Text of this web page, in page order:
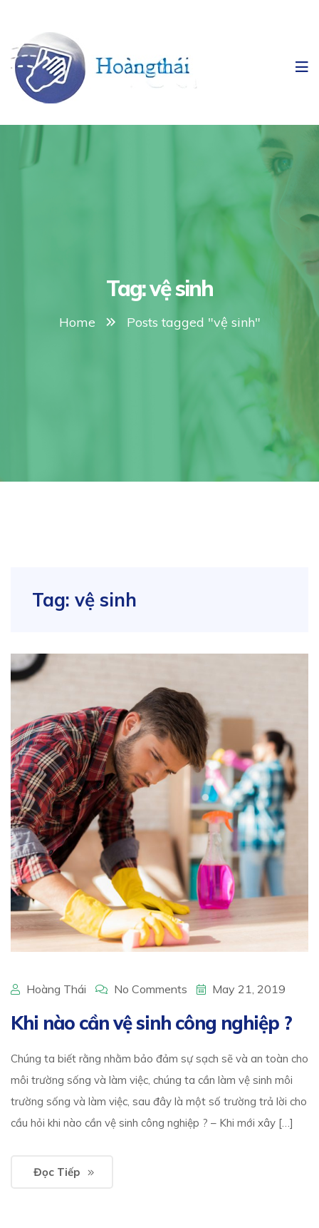
Tag:vệ sinh
Home Posts tagged "vệ sinh"
Tag: vệ sinh
Hoàng Thái No Comments May 21, 2019
Khi nào cần vệ sinh công nghiệp ?
Chúng ta biết rằng nhằm bảo đảm sự sạch sẽ và an toàn cho
môi trường sống và làm việc, chúng ta cần làm vệ sinh môi
trường sống và làm việc, sau đây là một số trường trả lời cho
cầu hỏi khi nào cần vệ sinh công nghiệp ? – Khi mới xây […]
Đọc Tiếp